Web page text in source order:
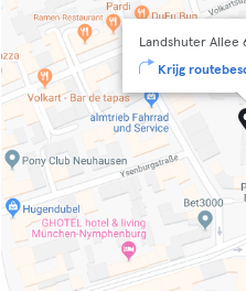
Landshuter Allee
Krijg